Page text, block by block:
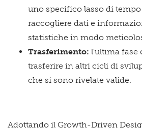
uno specifico lasso di
raccogliere dati e
statistiche in modo
Trasferimento: l'ultima fase
trasferire in altri cicli di
che si sono rivelate valide.
Adottando il Growth-Driven